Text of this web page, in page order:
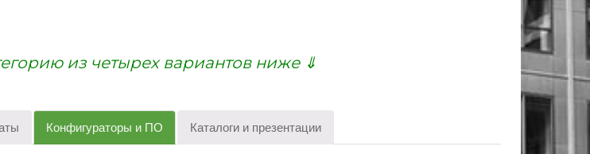
из четырех вариантов ниже ⇓
Конфигураторы и ПО Каталоги и презентации